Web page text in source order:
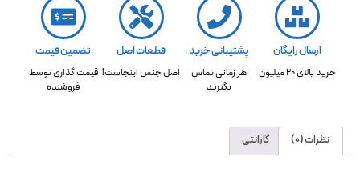
ارسال رایگان
خرید بالای 20 میلیون
پشتیبانی خرید
هر زمانی تماس
بگیرید
قطعات اصل
اصل جنس اینجاست!
تضمین قیمت
قیمت گذاری توسط
فروشنده
نظرات (0) گارانتی